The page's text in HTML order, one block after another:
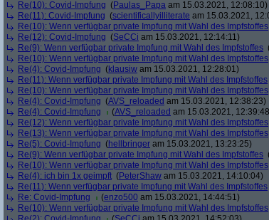
Re(10): Covid-Impfung (Paulas_Papa am 15.03.2021, 12:08:10)
Re(11): Covid-Impfung (scientificallyilliterate am 15.03.2021,
Re(10): Wenn verfügbar private Impfung mit Wahl des Impfstoffes
Re(12): Covid-Impfung (SeCCi am 15.03.2021, 12:14:11)
Re(9): Wenn verfügbar private Impfung mit Wahl des Impfstoffes
Re(10): Wenn verfügbar private Impfung mit Wahl des Impfstoffes
Re(4): Covid-Impfung (klausiw am 15.03.2021, 12:28:01)
Re(11): Wenn verfügbar private Impfung mit Wahl des Impfstoffes
Re(10): Wenn verfügbar private Impfung mit Wahl des Impfstoffes
Re(4): Covid-Impfung (AVS_reloaded am 15.03.2021, 12:38:23)
Re(4): Covid-Impfung
(AVS_reloaded am 15.03.2021,
Re(12): Wenn verfügbar private Impfung mit Wahl des Impfstoffes
Re(13): Wenn verfügbar private Impfung mit Wahl des Impfstoffes
Re(5): Covid-Impfung (hellbringer am 15.03.2021, 13:23:25)
Re(9): Wenn verfügbar private Impfung mit Wahl des Impfstoffes
Re(10): Wenn verfügbar private Impfung mit Wahl des Impfstoffes
Re(4): ich bin 1x geimpft (PeterShaw am 15.03.2021, 14:10:04)
Re(11): Wenn verfügbar private Impfung mit Wahl des Impfstoffes
Re: Covid-Impfung
(enzo500 am 15.03.2021, 14:44:51)
Re(10): Wenn verfügbar private Impfung mit Wahl des Impfstoffes